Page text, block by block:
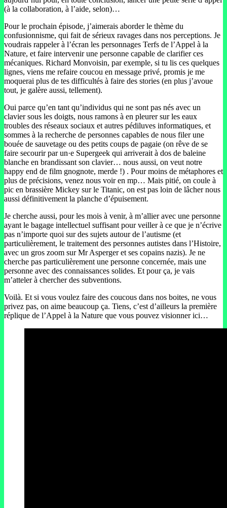
(à la collaboration, à l’aide, selon)…
Pour le prochain épisode, j’aimerais aborder le thème du
confusionnisme, qui fait de sérieux ravages dans nos perceptions. Je
voudrais rappeler à l’écran les personnages Terfs de l’Appel à la
Nature, et faire intervenir une personne capable de clarifier ces
mécaniques. Richard Monvoisin, par exemple, si tu lis ces quelques
lignes, viens me refaire coucou en message privé, promis je me
moquerai plus de tes difficultés à faire des stories (en plus j’avoue
tout, je galère aussi, tellement).
Oui parce qu’en tant qu’individus qui ne sont pas nés avec un
clavier sous les doigts, nous ramons à en pleurer sur les eaux
troubles des réseaux sociaux et autres pédiluves informatiques, et
sommes à la recherche de personnes capables de nous filer une
bouée de sauvetage ou des petits coups de pagaie (on rêve de se
faire secourir par un·e Supergeek qui arriverait à dos de baleine
blanche en brandissant son clavier… nous aussi, on veut notre
happy end de film gnognote, merde !) . Pour moins de métaphores et
plus de précisions, venez nous voir en mp… Mais pitié, on coule à
pic en brassière Mickey sur le Titanic, on est pas loin de lâcher nous
aussi définitivement la planche d’épuisement.
Je cherche aussi, pour les mois à venir, à m’allier avec une personne
ayant le bagage intellectuel suffisant pour veiller à ce que je n’écrive
pas n’importe quoi sur des sujets autour de l’autisme (et
particulièrement, le traitement des personnes autistes dans l’Histoire,
avec un gros zoom sur Mr Asperger et ses copains nazis). Je ne
cherche pas particulièrement une personne concernée, mais une
personne avec des connaissances solides. Et pour ça, je vais
m’atteler à chercher des subventions.
Voilà. Et si vous voulez faire des coucous dans nos boites, ne vous
privez pas, on aime beaucoup ça. Tiens, c’est d’ailleurs la première
réplique de l’Appel à la Nature que vous pouvez visionner ici…